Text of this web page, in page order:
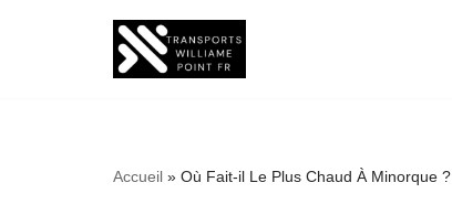
Accueil » Où Fait-il Le Plus Chaud À Minorque ?